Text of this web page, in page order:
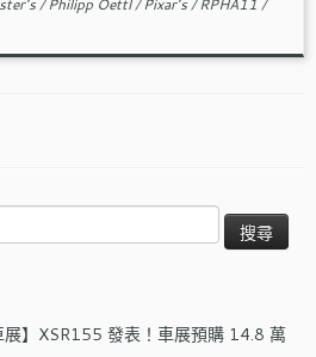
/Philipp Oettl/Pixar’s/RPHA11 /
展】XSR155 發表！車展預購 14.8 萬